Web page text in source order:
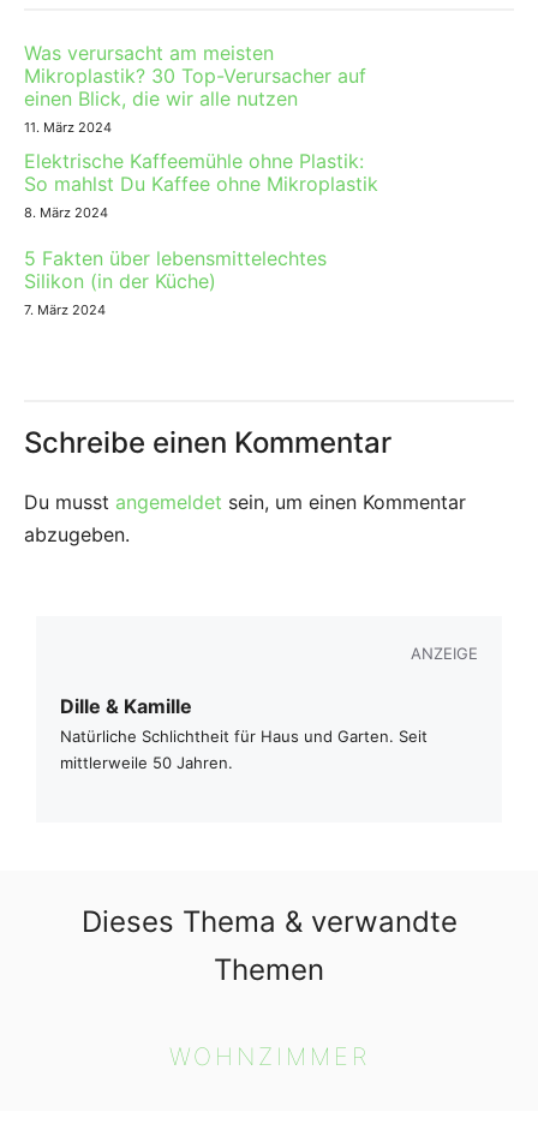
Was verursacht am meisten
Mikroplastik? 30 Top-Verursacher auf
einen Blick, die wir alle nutzen
11. März 2024
Elektrische Kaffeemühle ohne Plastik:
So mahlst Du Kaffee ohne Mikroplastik
8. März 2024
5 Fakten über lebensmittelechtes
Silikon (in der Küche)
7. März 2024
Schreibe einen Kommentar
Du musst angemeldet sein, um einen Kommentar
abzugeben.
ANZEIGE
Dille & Kamille
Natürliche Schlichtheit für Haus und Garten. Seit
mittlerweile 50 Jahren.
Dieses Thema & verwandte
Themen
WOHNZIMMER